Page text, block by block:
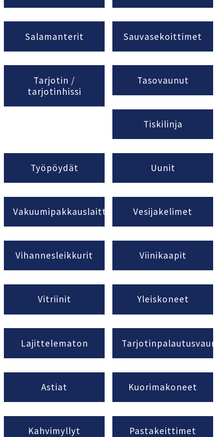
Salamanterit Sauvasekoittimet
Tarjotin /
tarjotinhissi
Tasovaunut
Tiskilinja
Työpöydät Uunit
Vakuumipakkauslaitteet Vesijakelimet
Vihannesleikkurit Viinikaapit
Vitriinit Yleiskoneet
Lajittelematon
Astiat Kuorimakoneet
Kahvimyllyt Pastakeittimet